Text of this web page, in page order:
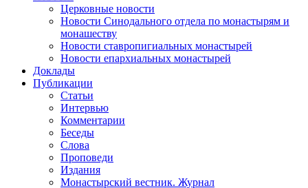
Церковные новости
Новости Синодального отдела по монастырям и
монашеству
Новости ставропигиальных монастырей
Новости епархиальных монастырей
Доклады
Публикации
Статьи
Интервью
Комментарии
Беседы
Слова
Проповеди
Издания
Монастырский вестник. Журнал